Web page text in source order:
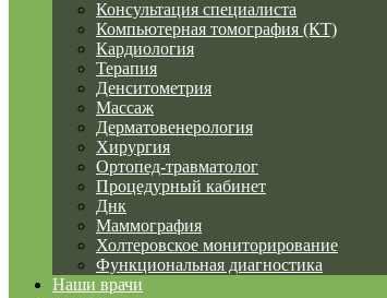
Консультация специалиста
Компьютерная томография (КТ)
Кардиология
Терапия
Денситометрия
Массаж
Дерматовенерология
Хирургия
Ортопед-травматолог
Процедурный кабинет
Днк
Маммография
Холтеровское мониторирование
Функциональная диагностика
Наши врачи